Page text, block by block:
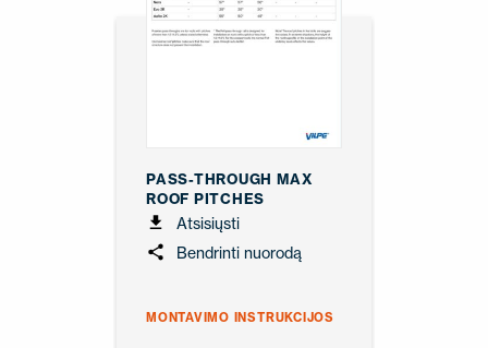
PASS-THROUGH MAX
ROOF PITCHES
Atsisiųsti
Bendrinti nuorodą
MONTAVIMO INSTRUKCIJOS